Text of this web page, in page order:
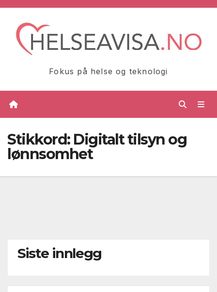
Skip
content
Fokus på helse og teknologi
Stikkord: Digitalt tilsyn og
lønnsomhet
Siste innlegg